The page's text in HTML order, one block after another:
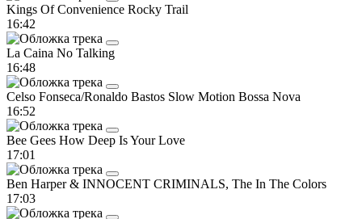
Kings Of Convenience Rocky Trail
16:42
La Caina No Talking
16:48
Celso Fonseca/Ronaldo Bastos Slow Motion Bossa Nova
16:52
Bee Gees How Deep Is Your Love
17:01
Ben Harper & INNOCENT CRIMINALS, The In The Colors
17:03